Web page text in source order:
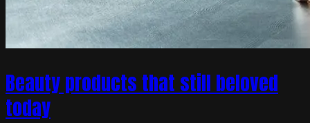
Beauty products that still beloved
today